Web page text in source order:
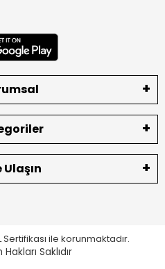
Ulaşın
ile korunmaktadır.
Hakları Saklıdır